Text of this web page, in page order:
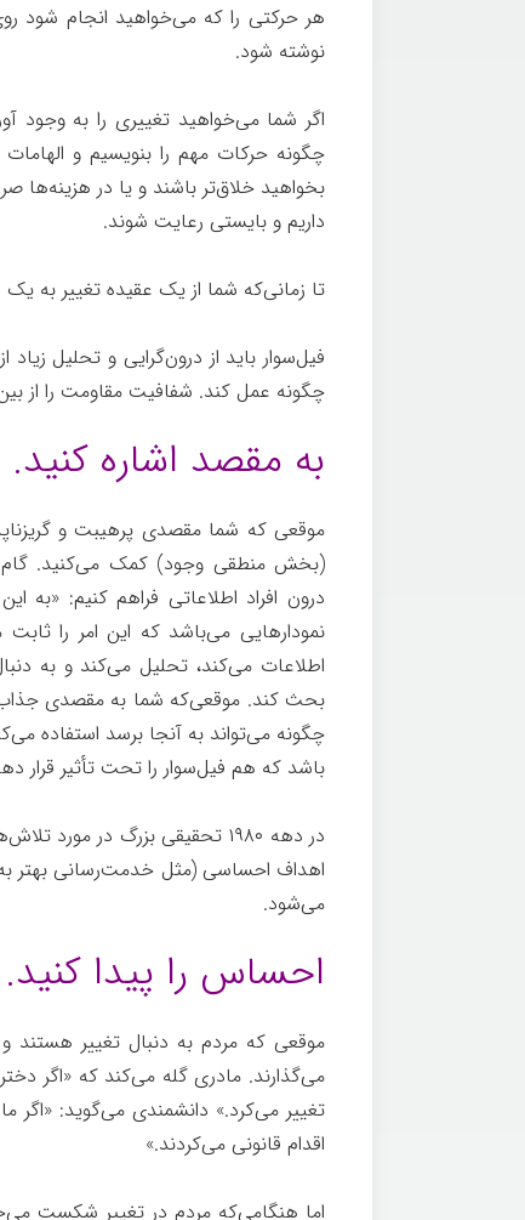
هر حرکتی را که می‌خواهید انجام شود
نوشته شود.
اگر شما می‌خواهید تغییری را به وجود
چگونه حرکات مهم را بنویسیم و
بخواهید خلاق‌تر باشند و یا در هزینه‌ها
داریم و بایستی رعایت شوند.
تا زمانی‌که شما از یک عقیده تغییر به
فیل‌سوار باید از درون‌گرایی و تحلیل
چگونه عمل کند. شفافیت مقاومت را از
به مقصد اشاره کنید.
موقعی که شما مقصدی پرهیبت و
(بخش منطقی وجود) کمک می‌کنید. گام
درون افراد اطلاعاتی فراهم کنیم: «به
نمودارهایی می‌باشد که این امر را
اطلاعات می‌کند، تحلیل می‌کند و به
بحث کند. موقعی‌که شما به مقصدی جذاب
چگونه می‌تواند به آنجا برسد استفاده
باشد که هم فیل‌سوار را تحت تأثیر قرار
در دهه ۱۹۸۰ تحقیقی بزرگ در
اهداف احساسی (مثل خدمت‌رسانی بهتر به
می‌شود.
احساس را پیدا کنید.
موقعی که مردم به دنبال تغییر هستند
می‌گذارند. مادری گله می‌کند که «اگر
تغییر می‌کرد.» دانشمندی می‌گوید: «اگر
اقدام قانونی می‌کردند.»
اما هنگامی‌که مردم در تغییر شکست